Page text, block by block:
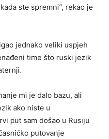
ste spremni“, rekao je
jednako veliki uspjeh
time što ruski jezik
mi je dalo bazu, ali
ako niste u
put sam došao u Rusiju
putovanje